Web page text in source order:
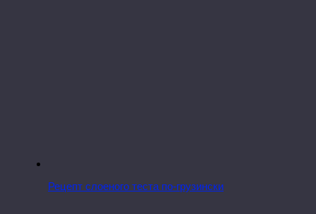
Рецепт слоеного теста по-грузински